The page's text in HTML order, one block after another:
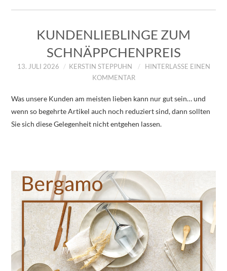
ÜBER UNS
ZUM SHOP
DATENSCHUTZERKLÄRUNG
KUNDENLIEBLINGE ZUM
SCHNÄPPCHENPREIS
13. JULI 2026 KERSTIN STEPPUHN
HINTERLASSE EINEN
KOMMENTAR
Was unsere Kunden am meisten lieben kann nur gut sein… und
wenn so begehrte Artikel auch noch reduziert sind, dann sollten
Sie sich diese Gelegenheit nicht entgehen lassen.